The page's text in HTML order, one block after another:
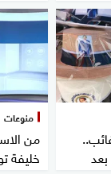
منوعات
من
خليفة